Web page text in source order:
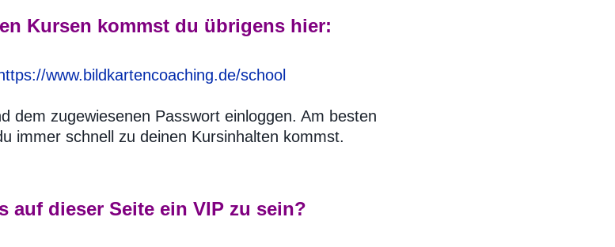
Kursen kommst du übrigens hier:
https://www.bildkartencoaching.de/school
dem zugewiesenen Passwort einloggen. Am besten
immer schnell zu deinen Kursinhalten kommst.
auf dieser Seite ein VIP zu sein?